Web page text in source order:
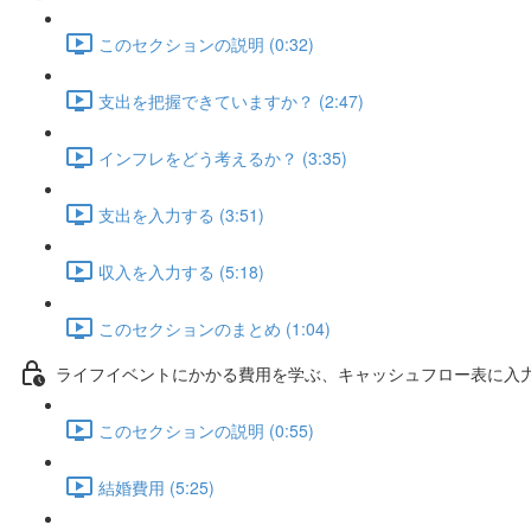
このセクションの説明 (0:32)
支出を把握できていますか？ (2:47)
インフレをどう考えるか？ (3:35)
支出を入力する (3:51)
収入を入力する (5:18)
このセクションのまとめ (1:04)
ライフイベントにかかる費用を学ぶ、キャッシュフロー表に入
このセクションの説明 (0:55)
結婚費用 (5:25)